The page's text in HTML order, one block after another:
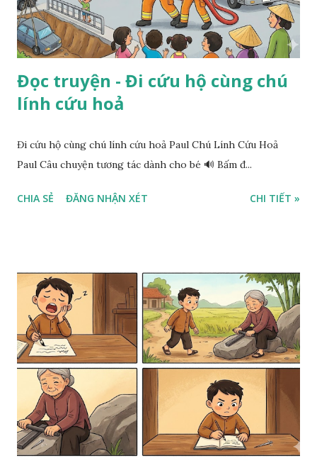
Đọc truyện - Đi cứu hộ cùng chú
lính cứu hoả
Đi cứu hộ cùng chú lính cứu hoả Paul Chú Lính Cứu Hoả
Paul Câu chuyện tương tác dành cho bé 🔊 Bấm đ...
CHIA SẺ ĐĂNG NHẬN XÉT CHI TIẾT »